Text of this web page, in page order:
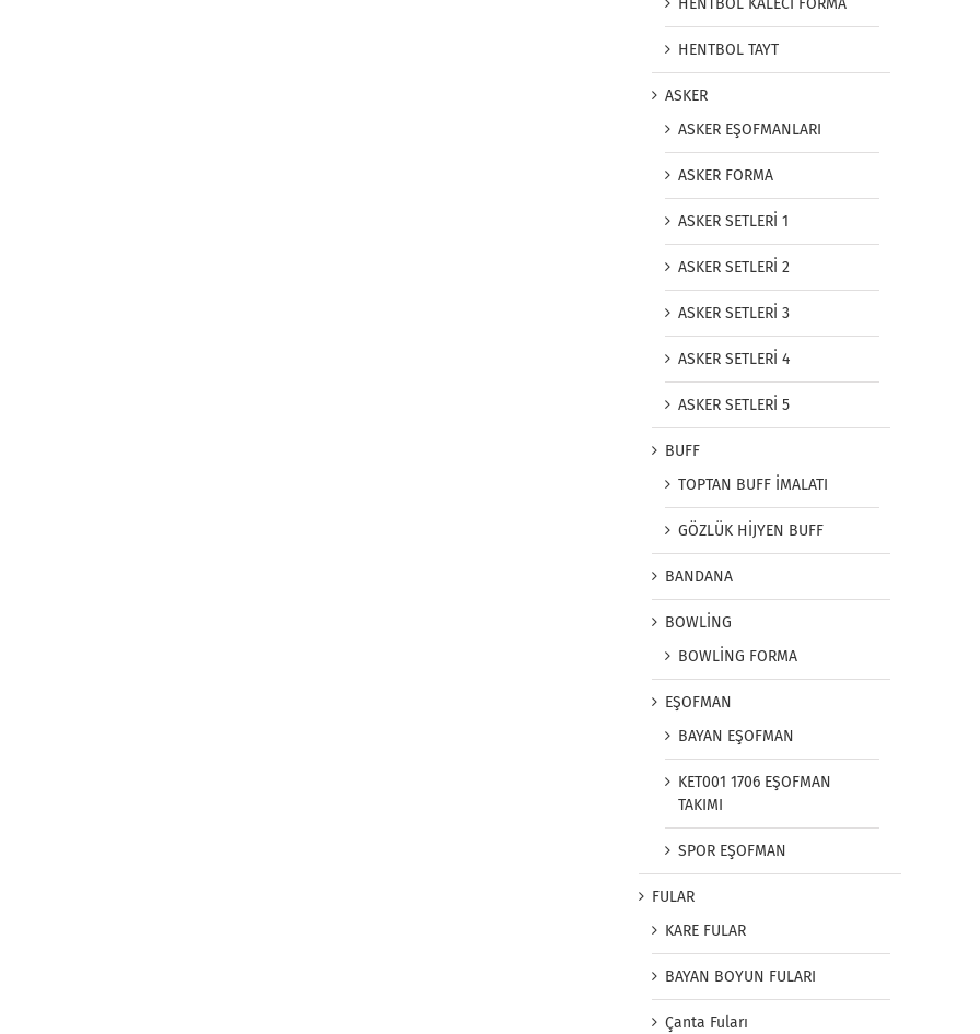
HENTBOL KALECİ FORMA
HENTBOL TAYT
ASKER
ASKER EŞOFMANLARI
ASKER FORMA
ASKER SETLERİ 1
ASKER SETLERİ 2
ASKER SETLERİ 3
ASKER SETLERİ 4
ASKER SETLERİ 5
BUFF
TOPTAN BUFF İMALATI
GÖZLÜK HİJYEN BUFF
BANDANA
BOWLİNG
BOWLİNG FORMA
EŞOFMAN
BAYAN EŞOFMAN
KET001 1706 EŞOFMAN
TAKIMI
SPOR EŞOFMAN
FULAR
KARE FULAR
BAYAN BOYUN FULARI
Çanta Fuları